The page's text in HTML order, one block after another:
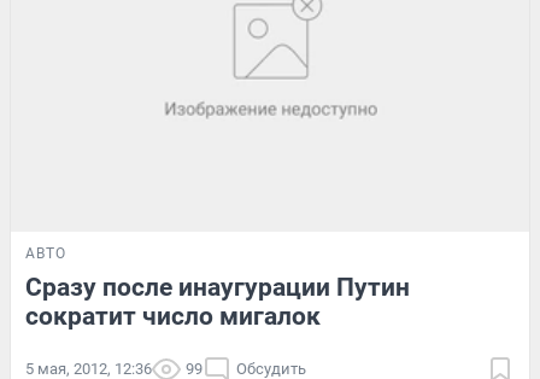
АВТО
Сразу после инаугурации Путин
сократит число мигалок
5 мая, 2012, 12:36 99 Обсудить